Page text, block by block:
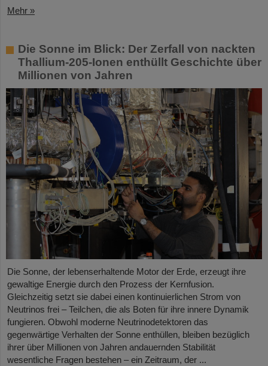
Mehr »
Die Sonne im Blick: Der Zerfall von nackten
Thallium-205-Ionen enthüllt Geschichte über
Millionen von Jahren
Die Sonne, der lebenserhaltende Motor der Erde, erzeugt ihre
gewaltige Energie durch den Prozess der Kernfusion.
Gleichzeitig setzt sie dabei einen kontinuierlichen Strom von
Neutrinos frei – Teilchen, die als Boten für ihre innere Dynamik
fungieren. Obwohl moderne Neutrinodetektoren das
gegenwärtige Verhalten der Sonne enthüllen, bleiben bezüglich
ihrer über Millionen von Jahren andauernden Stabilität
wesentliche Fragen bestehen – ein Zeitraum, der ...